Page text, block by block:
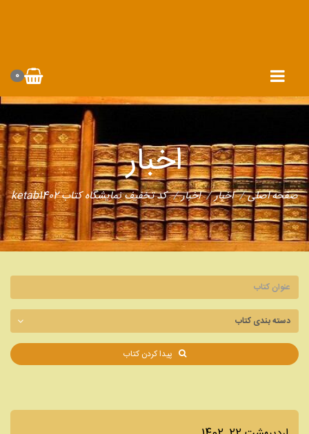
0
اخبار
صفحه اصلی اخبار اخبار کد تخفیف نمایشگاه کتاب ketab1402